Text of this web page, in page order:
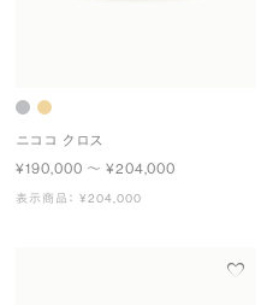
ニココ クロス
¥190,000 〜 ¥204,000
表示商品： ¥204,000